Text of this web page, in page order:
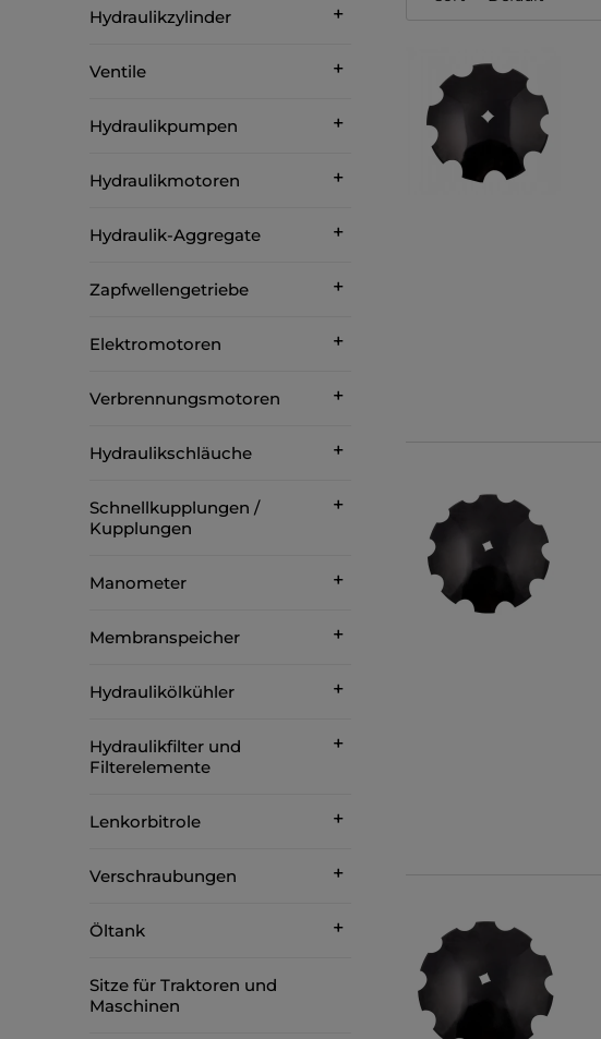
Hydraulikzylinder
Ventile
Hydraulikpumpen
Hydraulikmotoren
Hydraulik-Aggregate
Zapfwellengetriebe
Elektromotoren
Verbrennungsmotoren
Hydraulikschläuche
Schnellkupplungen /
Kupplungen
Manometer
Membranspeicher
Hydraulikölkühler
Hydraulikfilter und
Filterelemente
Lenkorbitrole
Verschraubungen
Öltank
Sitze für Traktoren und
Maschinen